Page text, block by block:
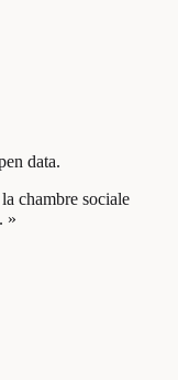
data.
chambre sociale
»